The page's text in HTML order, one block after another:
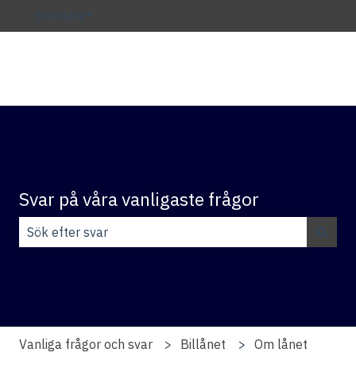
Svenska Visa undermenyer för översättningar
Svar på våra vanligaste frågor
Vanliga frågor och svar Billånet Om lånet